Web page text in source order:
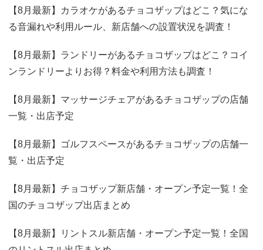
【8月最新】カラオケがあるチョコザップはどこ？気にな
る音漏れや利用ルール、新店舗への設置状況を調査！
【8月最新】ランドリーがあるチョコザップはどこ？コイ
ンランドリーよりお得？料金や利用方法も調査！
【8月最新】マッサージチェアがあるチョコザップの店舗
一覧・出店予定
【8月最新】ゴルフスペースがあるチョコザップの店舗一
覧・出店予定
【8月最新】チョコザップ新店舗・オープン予定一覧！全
国のチョコザップ出店まとめ
【8月最新】リントスル新店舗・オープン予定一覧！全国